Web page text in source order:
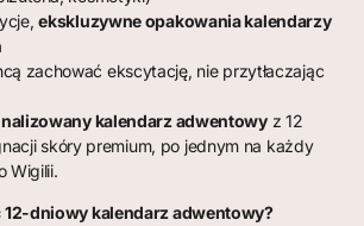
ekskluzywne opakowania kalendarzy
zachować ekscytację, nie przytłaczając
kalendarz adwentowyz 12
skóry premium, po jednym na każdy
Wigilii.
12-dniowy kalendarz adwentowy?